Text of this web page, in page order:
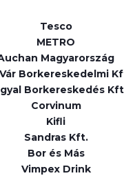
Tesco
METRO
Magyarország
Borkereskedelmi
Borkereskedés
Corvinum
Kifli
Sandras Kft.
Bor és Más
Vimpex Drink